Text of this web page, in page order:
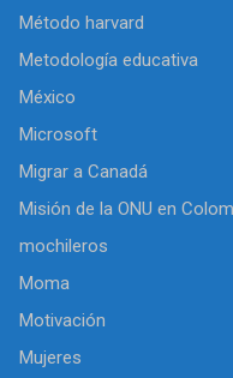
Método harvard
Metodología educativa
México
Microsoft
Migrar a Canadá
Misión de la ONU en
mochileros
Moma
Motivación
Mujeres